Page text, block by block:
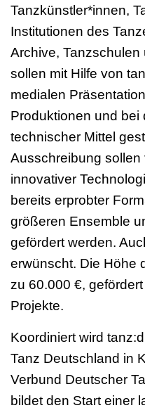
Tanzkünstler*innen,
Institutionen des
Archive, Tanzschulen
sollen mit Hilfe von
medialen
Produktionen und bei
technischer Mittel
Ausschreibung sollen
innovativer
bereits erprobter
größeren Ensemble
gefördert werden.
erwünscht. Die Höhe
zu 60.000 €,
Projekte.
Koordiniert wird
Tanz Deutschland in
Verbund Deutscher
bildet den Start einer